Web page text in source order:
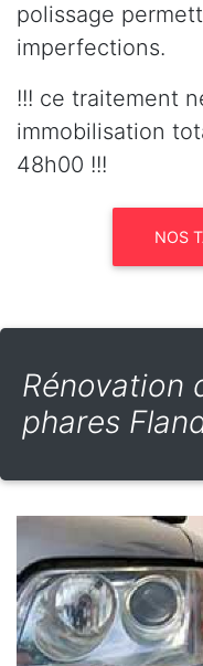
polissage
imperfections.
!!! ce traitement
immobilisation
48h00 !!!
NOS
Rénovation
phares